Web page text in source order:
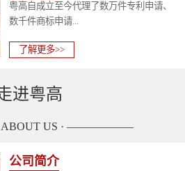
粤高自成立至今代理了数万件专利申请、
数千件商标申请...
了解更多>>
进粤高
US · ——————
公司简介